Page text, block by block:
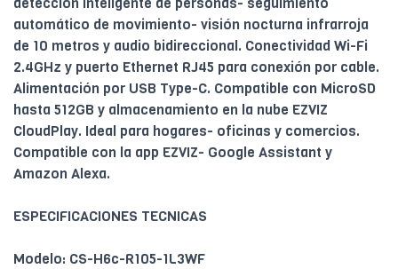
automático de movimiento- visión nocturna infrarroja
de 10 metros y audio bidireccional. Conectividad Wi-Fi
2.4GHz y puerto Ethernet RJ45 para conexión por cable.
Alimentación por USB Type-C. Compatible con MicroSD
hasta 512GB y almacenamiento en la nube EZVIZ
CloudPlay. Ideal para hogares- oficinas y comercios.
Compatible con la app EZVIZ- Google Assistant y
Amazon Alexa.
ESPECIFICACIONES TECNICAS
Modelo: CS-H6c-R105-1L3WF